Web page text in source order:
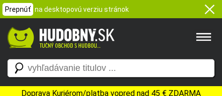
Prepnúť na desktopovú verziu stránok
Doprava Kuriérom/platba vopred nad 45 € ZDARMA